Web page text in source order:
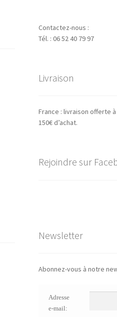
Contactez-nous :
Tél. : 06 52 40 79 97
Livraison
France : livraison offerte
150€ d’achat.
Rejoindre sur
Newsletter
Abonnez-vous à notre
Adresse
e-mail: